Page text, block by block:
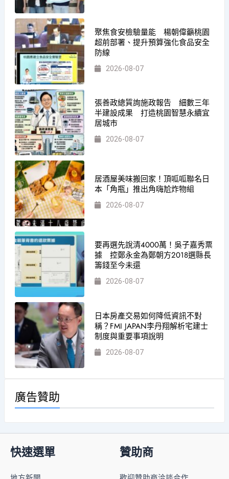
聚焦食安檢驗量能 楊朝偉籲桃園
超前部署、提升預算強化食品安全
防線
2026-08-07
張善政總質詢施政報告 細數三年
半建設成果 打造桃園智慧永續宜
居城市
2026-08-07
居酒屋美味搬回家！頂呱呱聯名日
本「角瓶」推出角嗨尬炸物組
2026-08-07
要再選先說清4000萬！吳子嘉秀票
據 控鄭永金為鄭朝方2018選縣長
籌錢至今未還
2026-08-07
日本房產交易如何降低資訊不對
稱？FMI JAPAN李丹翔解析宅建士
制度與重要事項說明
2026-08-07
廣告贊助
快速選單 贊助商